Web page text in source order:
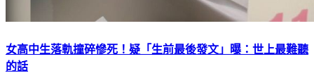
女高中生落軌撞碎慘死！疑「生前最後發文」曝：世上最難聽
的話